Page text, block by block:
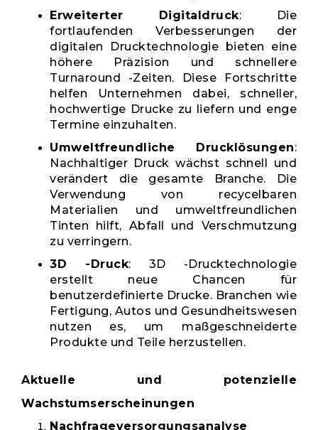
Erweiterter Digitaldruck: Die
fortlaufenden Verbesserungen der
digitalen Drucktechnologie bieten eine
höhere Präzision und schnellere
Turnaround -Zeiten. Diese Fortschritte
helfen Unternehmen dabei, schneller,
hochwertige Drucke zu liefern und enge
Termine einzuhalten.
Umweltfreundliche Drucklösungen:
Nachhaltiger Druck wächst schnell und
verändert die gesamte Branche. Die
Verwendung von recycelbaren
Materialien und umweltfreundlichen
Tinten hilft, Abfall und Verschmutzung
zu verringern.
3D -Druck: 3D -Drucktechnologie
erstellt neue Chancen für
benutzerdefinierte Drucke. Branchen wie
Fertigung, Autos und Gesundheitswesen
nutzen es, um maßgeschneiderte
Produkte und Teile herzustellen.
Aktuelle und potenzielle
Wachstumserscheinungen
Nachfrageversorgungsanalyse